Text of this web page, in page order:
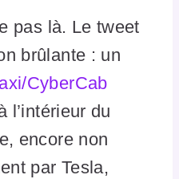
pas là. Le tweet
brûlante : un
CyberCab
l’intérieur du
encore non
par Tesla,